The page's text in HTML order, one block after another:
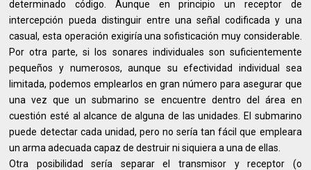
determinado código. Aunque en principio un receptor de
intercepción pueda distinguir entre una señal codificada y una
casual, esta operación exigiría una sofisticación muy considerable.
Por otra parte, si los sonares individuales son suficientemente
pequeños y numerosos, aunque su efectividad individual sea
limitada, podemos emplearlos en gran número para asegurar que
una vez que un submarino se encuentre dentro del área en
cuestión esté al alcance de alguna de las unidades. El submarino
puede detectar cada unidad, pero no sería tan fácil que empleara
un arma adecuada capaz de destruir ni siquiera a una de ellas.
Otra posibilidad sería separar el transmisor y receptor (o